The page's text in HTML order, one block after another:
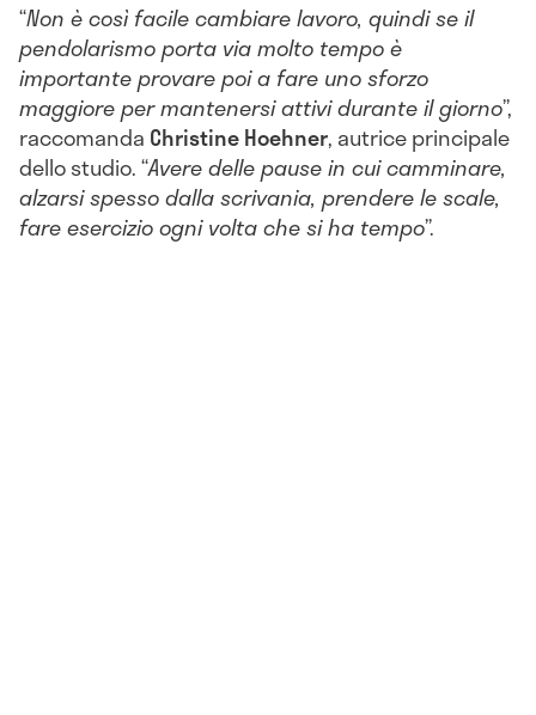
“Non è così facile cambiare lavoro, quindi se il
pendolarismo porta via molto tempo è
importante provare poi a fare uno sforzo
maggiore per mantenersi attivi durante il giorno”,
raccomanda ChristineHoehner, autrice principale
dello studio. “Avere delle pause in cui camminare,
alzarsi spesso dalla scrivania, prendere le scale,
fare esercizio ogni volta che si ha tempo”.